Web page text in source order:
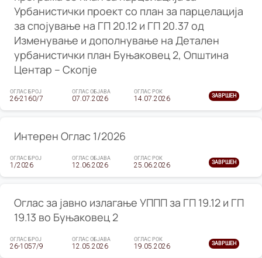
Урбанистички проект со план за парцелација
за спојување на ГП 20.12 и ГП 20.37 од
Изменување и дополнување на Детален
урбанистички план Буњаковец 2, Општина
Центар – Скопје
ОГЛАС БРОЈ
26-2160/7
ОГЛАС ОБЈАВА
07.07.2026
ОГЛАС РОК
14.07.2026 ЗАВРШЕН
Интерен Оглас 1/2026
ОГЛАС БРОЈ
1/2026
ОГЛАС ОБЈАВА
12.06.2026
ОГЛАС РОК
25.06.2026 ЗАВРШЕН
Оглас за јавно излагање УППП за ГП 19.12 и ГП
19.13 во Буњаковец 2
ОГЛАС БРОЈ
26-1057/9
ОГЛАС ОБЈАВА
12.05.2026
ОГЛАС РОК
19.05.2026 ЗАВРШЕН